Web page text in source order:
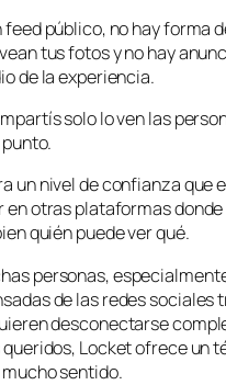
feed público, no hay forma
tus fotos y no hay
de la experiencia.
solo lo ven las
un nivel de confianza que
en otras plataformas
quién puede ver qué.
personas,
de las redes sociales
desconectarse
queridos, Locket ofrece un
sentido.